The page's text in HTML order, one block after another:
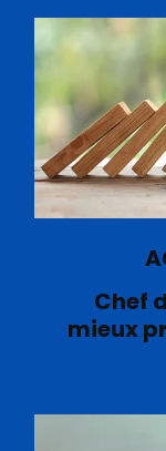
Chef
mieux